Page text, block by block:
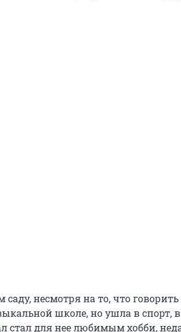
несмотря на то, что
школе, но ушла в спорт,
стал для нее любимым хобби,